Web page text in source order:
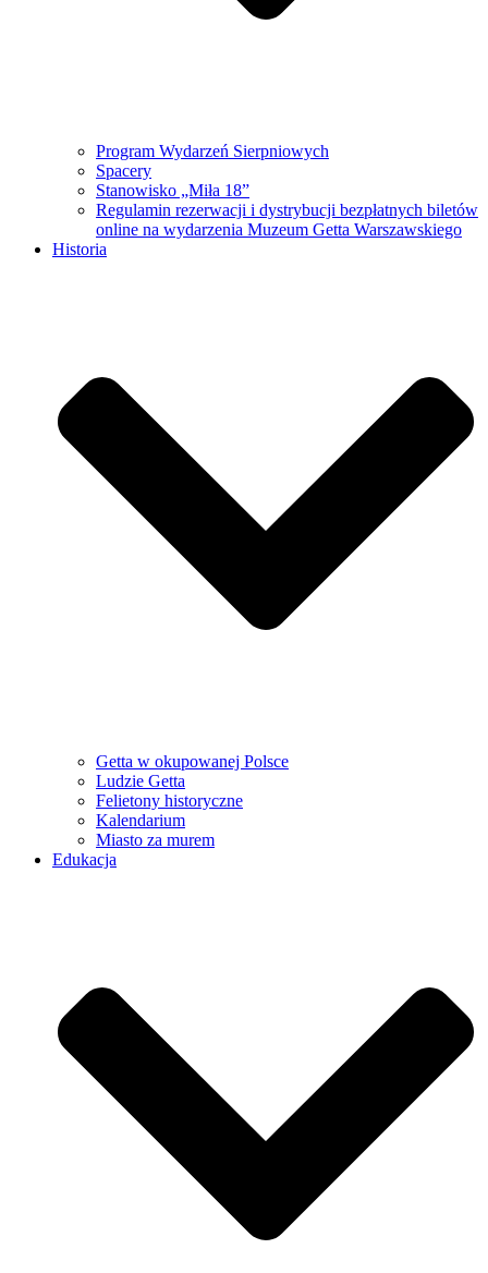
Program Wydarzeń Sierpniowych
Spacery
Stanowisko „Miła 18”
Regulamin rezerwacji i dystrybucji bezpłatnych biletów
online na wydarzenia Muzeum Getta Warszawskiego
Historia
Getta w okupowanej Polsce
Ludzie Getta
Felietony historyczne
Kalendarium
Miasto za murem
Edukacja